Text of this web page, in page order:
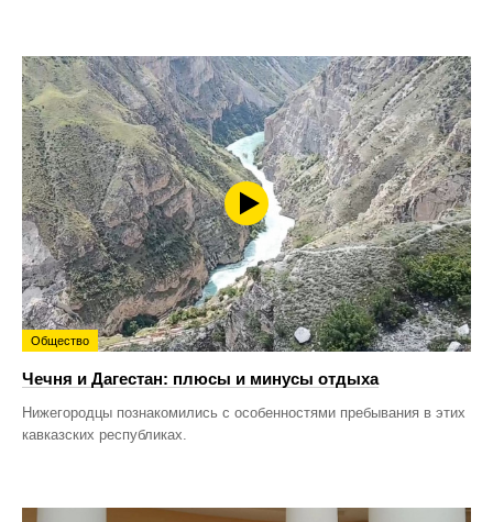
Общество
Чечня и Дагестан: плюсы и минусы отдыха
Нижегородцы познакомились с особенностями пребывания в этих
кавказских республиках.